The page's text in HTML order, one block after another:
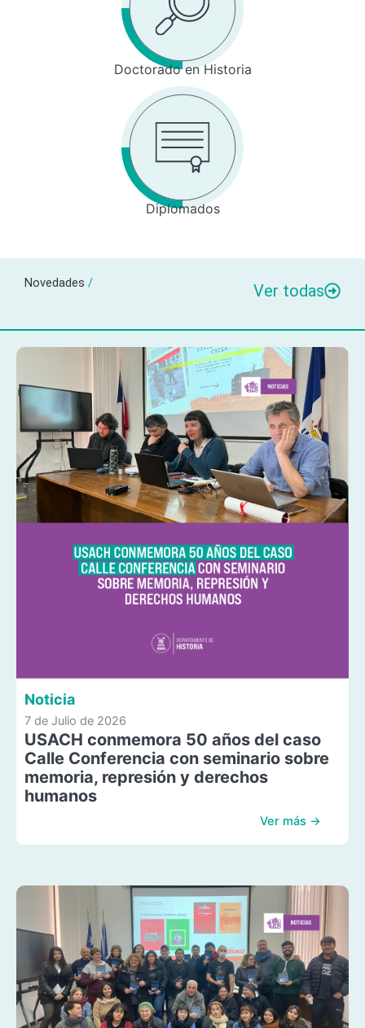
Doctorado en Historia
Diplomados
Novedades / Ver todas
Noticia
7 de Julio de 2026
USACH conmemora 50 años del caso
Calle Conferencia con seminario sobre
memoria, represión y derechos
humanos
Ver más →